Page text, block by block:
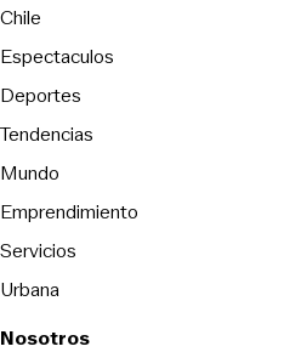
Chile
Espectaculos
Deportes
Tendencias
Mundo
Emprendimiento
Servicios
Urbana
Nosotros